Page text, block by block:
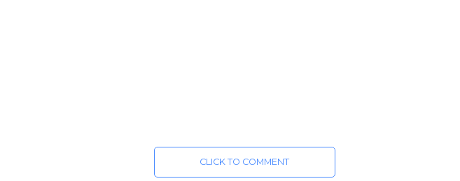
CLICK TO COMMENT